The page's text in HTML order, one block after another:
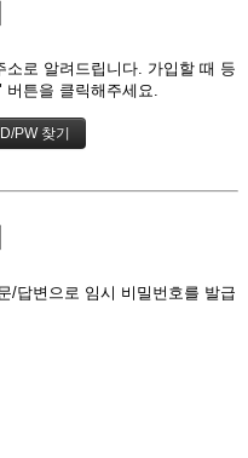
로 알려드립니다. 가입할 때 등
튼을 클릭해주세요.
/답변으로 임시 비밀번호를 발급